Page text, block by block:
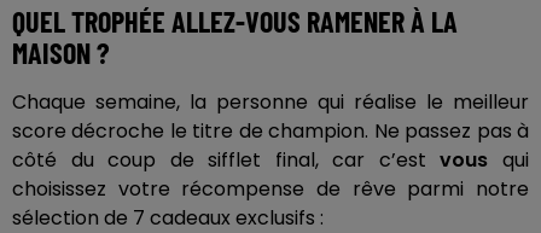
QUEL TROPHÉE ALLEZ-VOUS RAMENER À LA
MAISON ?
Chaque semaine, la personne qui réalise le meilleur
score décroche le titre de champion. Ne passez pas à
côté du coup de sifflet final, car c’estvous qui
choisissez votre récompense de rêve parmi notre
sélection de 7 cadeaux exclusifs :